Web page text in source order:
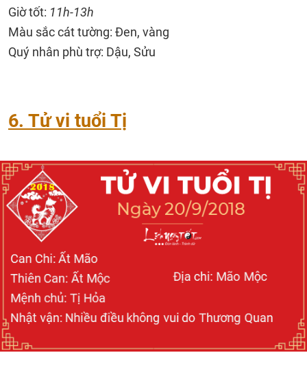
Giờ tốt: 11h-13h
Màu sắc cát tường: Đen, vàng
Quý nhân phù trợ: Dậu, Sửu
6. Tử vi tuổi Tị